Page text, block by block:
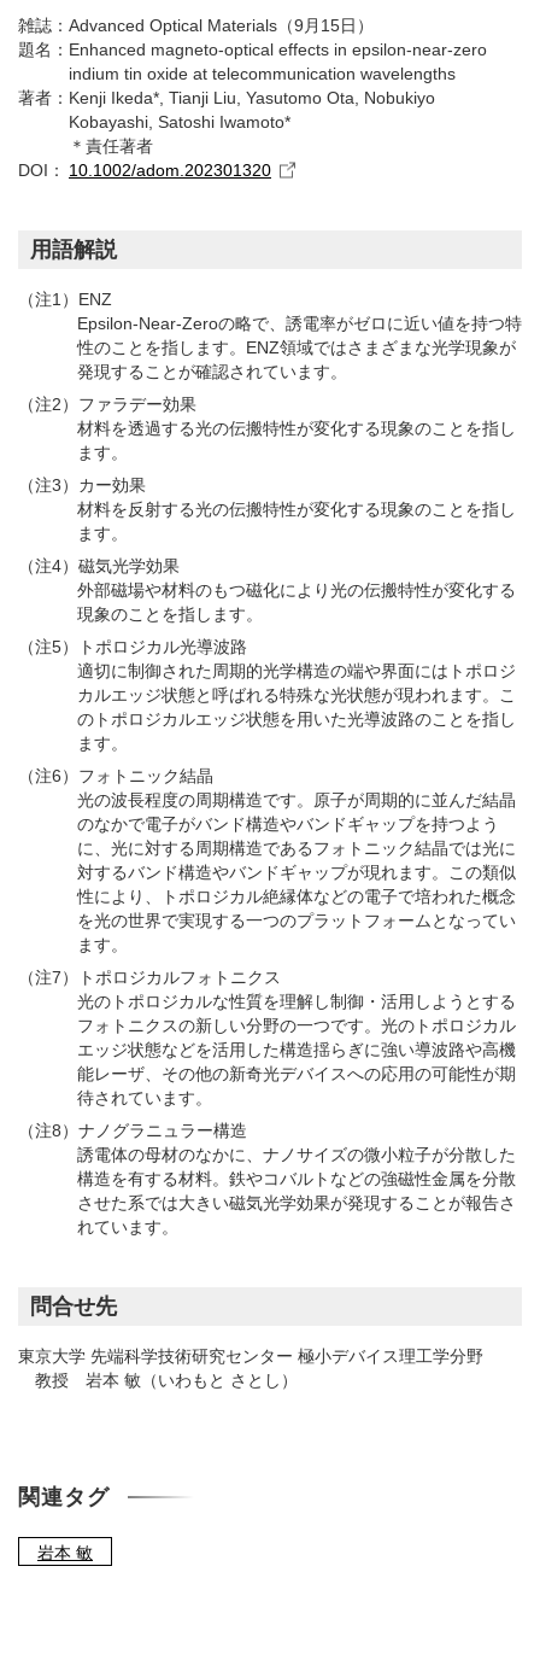
雑誌： Advanced Optical Materials（9月15日）
題名： Enhanced magneto-optical effects in epsilon-near-zero
indium tin oxide at telecommunication wavelengths
著者： Kenji Ikeda*, Tianji Liu, Yasutomo Ota, Nobukiyo
Kobayashi, Satoshi Iwamoto*
＊責任著者
DOI：
10.1002/adom.202301320
用語解説
（注1）ENZ
Epsilon-Near-Zeroの略で、誘電率がゼロに近い値を持つ特
性のことを指します。ENZ領域ではさまざまな光学現象が
発現することが確認されています。
（注2）ファラデー効果
材料を透過する光の伝搬特性が変化する現象のことを指し
ます。
（注3）カー効果
材料を反射する光の伝搬特性が変化する現象のことを指し
ます。
（注4）磁気光学効果
外部磁場や材料のもつ磁化により光の伝搬特性が変化する
現象のことを指します。
（注5）トポロジカル光導波路
適切に制御された周期的光学構造の端や界面にはトポロジ
カルエッジ状態と呼ばれる特殊な光状態が現われます。こ
のトポロジカルエッジ状態を用いた光導波路のことを指し
ます。
（注6）フォトニック結晶
光の波長程度の周期構造です。原子が周期的に並んだ結晶
のなかで電子がバンド構造やバンドギャップを持つよう
に、光に対する周期構造であるフォトニック結晶では光に
対するバンド構造やバンドギャップが現れます。この類似
性により、トポロジカル絶縁体などの電子で培われた概念
を光の世界で実現する一つのプラットフォームとなってい
ます。
（注7）トポロジカルフォトニクス
光のトポロジカルな性質を理解し制御・活用しようとする
フォトニクスの新しい分野の一つです。光のトポロジカル
エッジ状態などを活用した構造揺らぎに強い導波路や高機
能レーザ、その他の新奇光デバイスへの応用の可能性が期
待されています。
（注8）ナノグラニュラー構造
誘電体の母材のなかに、ナノサイズの微小粒子が分散した
構造を有する材料。鉄やコバルトなどの強磁性金属を分散
させた系では大きい磁気光学効果が発現することが報告さ
れています。
問合せ先
東京大学 先端科学技術研究センター 極小デバイス理工学分野
教授 岩本 敏（いわもと さとし）
関連タグ
岩本 敏